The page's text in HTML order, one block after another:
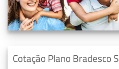
Cotação Plano Bradesco